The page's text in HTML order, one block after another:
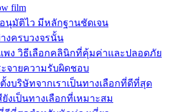
film
นุมัติไว มีหลักฐานชัดเจน
งครบวงจรนั้น
พง วิธีเลือกคลินิกที่คุ้มค่าและปลอดภัย
จายความรับผิดชอบ
งบริษัทจากเราเป็นทางเลือกที่ดีที่สุด
งเป็นทางเลือกที่เหมาะสม